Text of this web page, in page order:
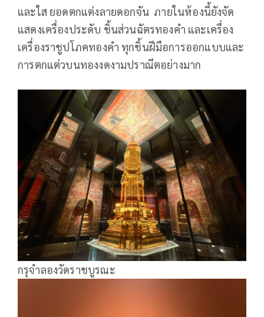
และใส ยอดตกแต่งลายดอกจัน ภายในห้องนี้ยังจัด
แสดงเครื่องประดับ ชิ้นส่วนฉัตรทองคำ และเครื่อง
เครื่องราชูปโภคทองคำ ทุกชิ้นฝีมือการออกแบบและ
การตกแต่วบนทองงดงามปราณีตอย่างมาก
กรุจำลองวัดราชบูรณะ